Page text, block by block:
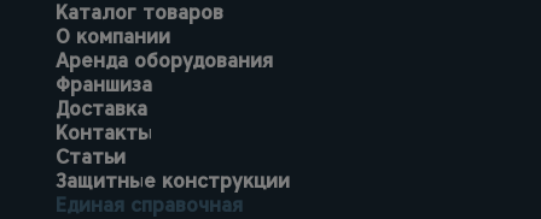
Каталог товаров
О компании
Аренда оборудования
Франшиза
Доставка
Контакты
Статьи
Защитные конструкции
Единая справочная